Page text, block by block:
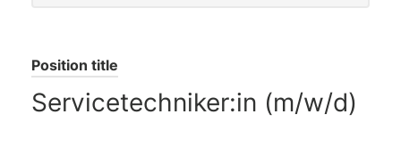
Position title
Servicetechniker:in (m/w/d)